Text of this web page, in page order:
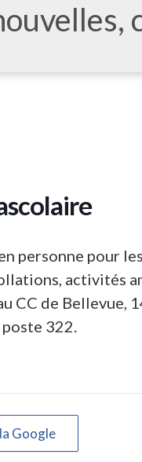
personne pour
activités
CC de Bellevue,
322.
Google